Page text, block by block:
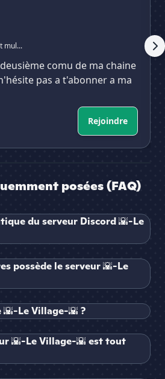
mul...
comu de ma chaine
pas a t'abonner a ma
Rejoindre
posées (FAQ)
du serveur Discord 🌇-Le
possède le serveur 🌇-Le
Le Village-🌇 ?
🌇-Le Village-🌇 est tout